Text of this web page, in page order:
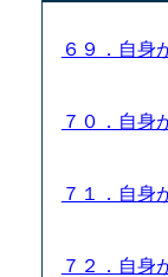
６９．自身
７０．自身
７１．自身
７２．自